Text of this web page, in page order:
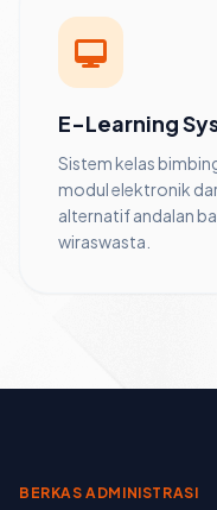
E-Learning
Sistem kelas
modul elektronik
alternatif andalan
wiraswasta.
BERKAS ADMINISTRASI